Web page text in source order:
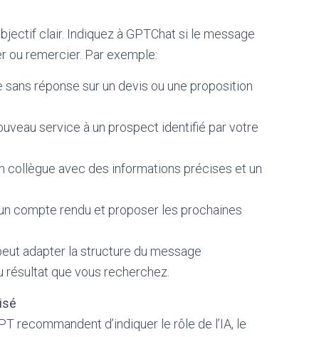
clair. Indiquez à GPTChat si le message
ou remercier. Par exemple:
réponse sur un devis ou une proposition
service à un prospect identifié par votre
collègue avec des informations précises et un
compte rendu et proposer les prochaines
adapter la structure du message
résultat que vous recherchez.
recommandent d’indiquer le rôle de l’IA, le